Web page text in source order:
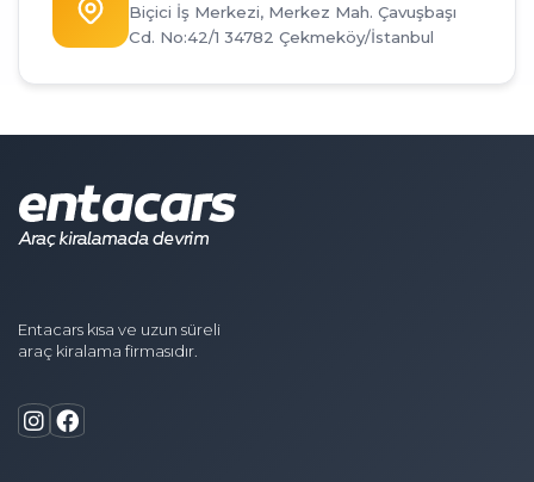
Biçici İş Merkezi, Merkez Mah. Çavuşbaşı
Cd. No:42/1 34782 Çekmeköy/İstanbul
Entacars kısa ve uzun süreli
araç kiralama firmasıdır.